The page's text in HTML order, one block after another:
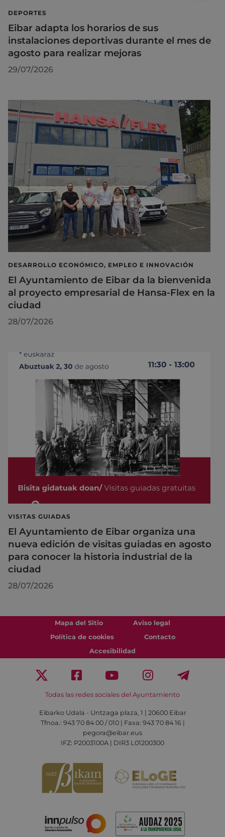
DEPORTES
Eibar adapta los horarios de sus
instalaciones deportivas durante el mes de
agosto para realizar mejoras
29/07/2026
DESARROLLO ECONÓMICO, EMPLEO E INNOVACIÓN
El Ayuntamiento de Eibar da la bienvenida
al proyecto empresarial de Hansa-Flex en la
ciudad
28/07/2026
VISITAS GUIADAS
El Ayuntamiento de Eibar organiza una
nueva edición de visitas guiadas en agosto
para conocer la historia industrial de la
ciudad
28/07/2026
Mapa del Sitio
Aviso legal
Política de cookies
Contacto
Accesibilidad
Todas las redes sociales del Ayuntamiento
Eibarko Udala - Untzaga plaza, 1 | 20600 Eibar
Tfnoa.: 943 70 84 00 / 010 | Faxa: 943 70 84 16 |
pegora@eibar.eus
IFZ: P2003100A | DIR3 L01200300